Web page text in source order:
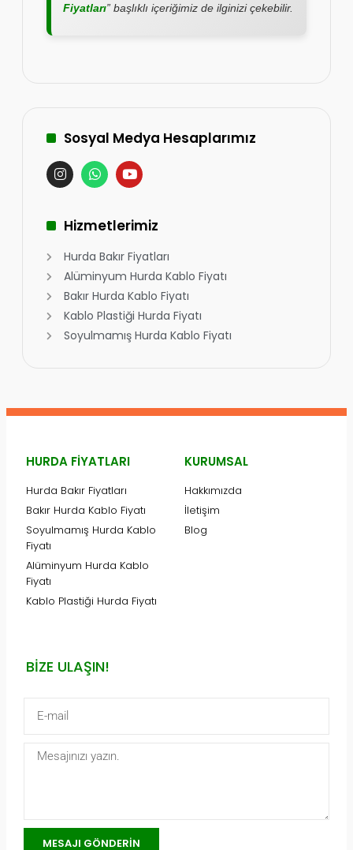
Fiyatları” başlıklı içeriğimiz de ilginizi çekebilir.
Sosyal Medya Hesaplarımız
Hizmetlerimiz
Hurda Bakır Fiyatları
Alüminyum Hurda Kablo Fiyatı
Bakır Hurda Kablo Fiyatı
Kablo Plastiği Hurda Fiyatı
Soyulmamış Hurda Kablo Fiyatı
HURDA FIYATLARI
Hurda Bakır Fiyatları
Bakır Hurda Kablo Fiyatı
Soyulmamış Hurda Kablo
Fiyatı
Alüminyum Hurda Kablo
Fiyatı
Kablo Plastiği Hurda Fiyatı
KURUMSAL
Hakkımızda
İletişim
Blog
BIZE ULAŞIN!
MESAJI GÖNDERIN